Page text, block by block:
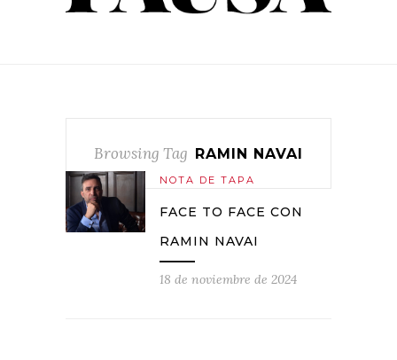
Browsing Tag RAMIN NAVAI
NOTA DE TAPA
FACE TO FACE CON
RAMIN NAVAI
18 de noviembre de 2024